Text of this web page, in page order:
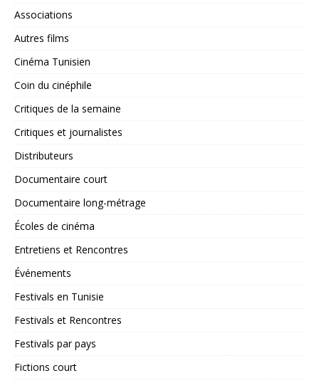
Associations
Autres films
Cinéma Tunisien
Coin du cinéphile
Critiques de la semaine
Critiques et journalistes
Distributeurs
Documentaire court
Documentaire long-métrage
Écoles de cinéma
Entretiens et Rencontres
Événements
Festivals en Tunisie
Festivals et Rencontres
Festivals par pays
Fictions court